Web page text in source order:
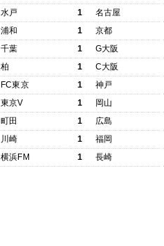
水戸 1
名古屋
浦和 1
京都
千葉 1
G大阪
柏 1
C大阪
FC東京 1
神戸
東京V 1
岡山
町田 1
広島
川崎 1
福岡
横浜FM 1 長崎